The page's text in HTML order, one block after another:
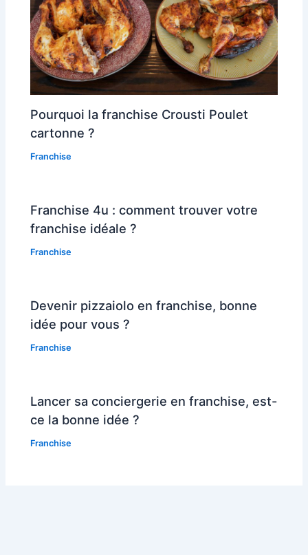
Pourquoi la franchise Crousti Poulet
cartonne ?
Franchise
Franchise 4u : comment trouver votre
franchise idéale ?
Franchise
Devenir pizzaiolo en franchise, bonne
idée pour vous ?
Franchise
Lancer sa conciergerie en franchise, est-
ce la bonne idée ?
Franchise